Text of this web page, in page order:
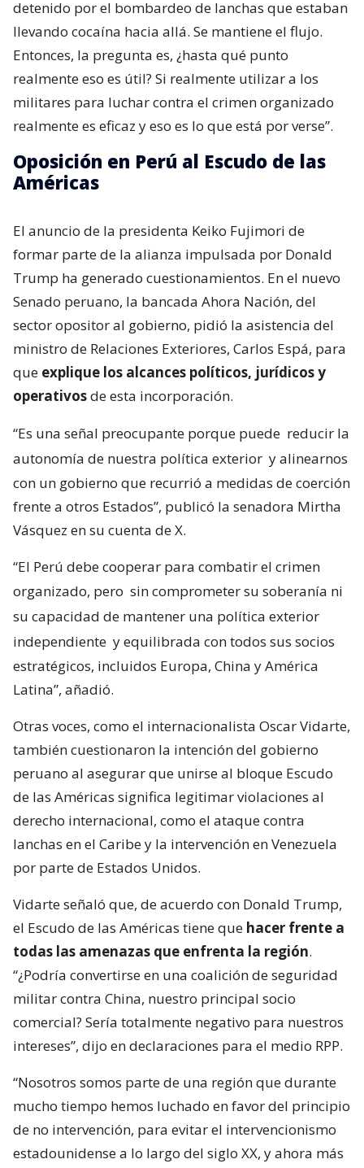
detenido por el bombardeo de lanchas que estaban
llevando cocaína hacia allá. Se mantiene el flujo.
Entonces, la pregunta es, ¿hasta qué punto
realmente eso es útil? Si realmente utilizar a los
militares para luchar contra el crimen organizado
realmente es eficaz y eso es lo que está por verse”.
Oposición en Perú al Escudo de las
Américas
El anuncio de la presidenta Keiko Fujimori de
formar parte de la alianza impulsada por Donald
Trump ha generado cuestionamientos. En el nuevo
Senado peruano, la bancada Ahora Nación, del
sector opositor al gobierno, pidió la asistencia del
ministro de Relaciones Exteriores, Carlos Espá, para
que explique los alcances políticos, jurídicos y
operativosde esta incorporación.
“Es una señal preocupante porque puede reducir la
autonomía de nuestra política exterior y alinearnos
con un gobierno que recurrió a medidas de coerción
frente a otros Estados”, publicó la senadora Mirtha
Vásquez en su cuenta de X.
“El Perú debe cooperar para combatir el crimen
organizado, pero sin comprometer su soberanía ni
su capacidad de mantener una política exterior
independiente y equilibrada con todos sus socios
estratégicos, incluidos Europa, China y América
Latina”, añadió.
Otras voces, como el internacionalista Oscar Vidarte,
también cuestionaron la intención del gobierno
peruano al asegurar que unirse al bloque Escudo
de las Américas significa legitimar violaciones al
derecho internacional, como el ataque contra
lanchas en el Caribe y la intervención en Venezuela
por parte de Estados Unidos.
Vidarte señaló que, de acuerdo con Donald Trump,
el Escudo de las Américas tiene que hacer frente a
todas las amenazas que enfrenta la región.
“¿Podría convertirse en una coalición de seguridad
militar contra China, nuestro principal socio
comercial? Sería totalmente negativo para nuestros
intereses”, dijo en declaraciones para el medio RPP.
“Nosotros somos parte de una región que durante
mucho tiempo hemos luchado en favor del principio
de no intervención, para evitar el intervencionismo
estadounidense a lo largo del siglo XX, y ahora más